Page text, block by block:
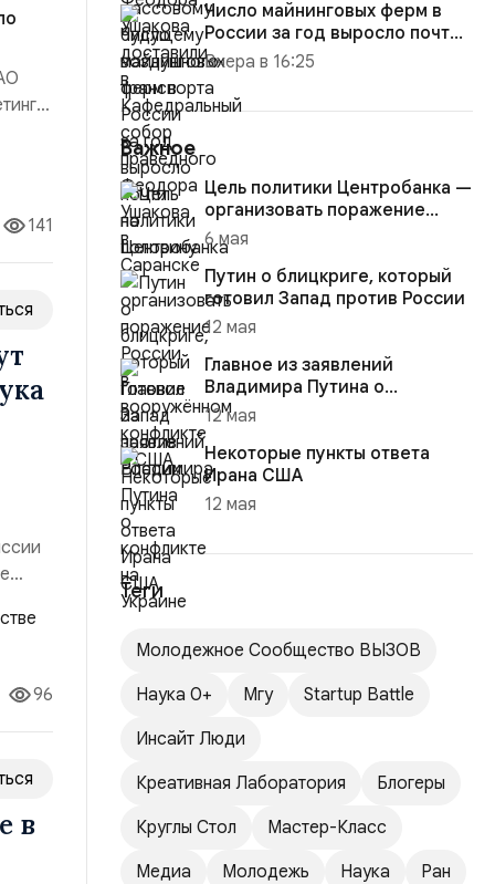
141
96
в
Число майнинговых ферм в
России за год выросло почти
на половину
Вчера в 16:25
Важное
Цель политики Центробанка —
организовать поражение
России в вооружённом
конфликте с США
6 мая
Путин о блицкриге, который
готовил Запад против России
12 мая
Главное из заявлений
Владимира Путина о
конфликте на Украине
12 мая
Некоторые пункты ответа
Ирана США
12 мая
Теги
Молодежное Сообщество ВЫЗОВ
Наука 0+
Мгу
Startup Battle
Инсайт Люди
Креативная Лаборатория
Блогеры
Круглы Стол
Мастер-Класс
Медиа
Молодежь Наука
Ран